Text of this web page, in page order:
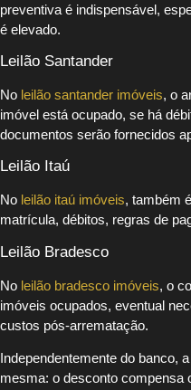
preventiva é indispensável,
é elevado.
Leilão Santander
No leilão santander imóveis, o
imóvel está ocupado, se há
documentos serão fornecidos
Leilão Itaú
No leilão itaú imóveis, também
matrícula, débitos, regras de
Leilão Bradesco
No leilão bradesco imóveis, o
imóveis ocupados, eventual
custos pós-arrematação.
Independentemente do banco,
mesma: o desconto compensa